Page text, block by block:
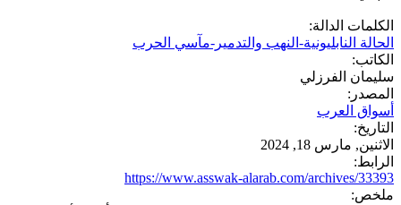
الكلمات الدالة:
الحالة النابليونية-النهب والتدمير-مآسي الحرب
الكاتب:
سليمان الفرزلي
المصدر:
أسواق العرب
التاريخ:
الاثنين, مارس 18, 2024
الرابط:
https://www.asswak-alarab.com/archives/33393
ملخص: